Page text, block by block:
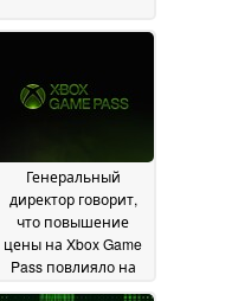
Генеральный
директор говорит,
что повышение
цены на Xbox Game
Pass повлияло на